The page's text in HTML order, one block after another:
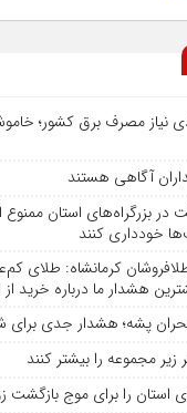
درصدی نیاز مصرف برق کشور؛
آگاهی هستند
در بزرگراه‌های استان
خودداری کنند
کرمانشاه: طلای
هشدار ما درباره خرید
پشه؛ هشدار جدی برای
زیر مجموعه را بیشتر کنند
را برای موج بازگشت